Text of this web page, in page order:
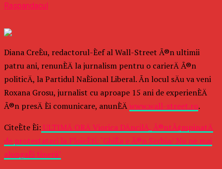
Raspandacul
Diana CreÈu, redactorul-Èef al Wall-Street Ã®n ultimii
patru ani, renunÈÄ la jurnalism pentru o carierÄ Ã®n
politicÄ, la Partidul NaÈional Liberal. Ãn locul sÄu va veni
Roxana Grosu, jurnalist cu aproape 15 ani de experienÈÄ
Ã®n presÄ Èi comunicare, anunÈÄwww.wall-street.ro.
CiteÈte Èi: ULTIMÄ ORÄ Viorica DÄncilÄ, Ã®ntÃ¢mpinatÄ
de protestatari la PloieÈti: ‘GhiÈa e Ã®n Serbia/ Nu ne mai
alungaÈi tinerii’